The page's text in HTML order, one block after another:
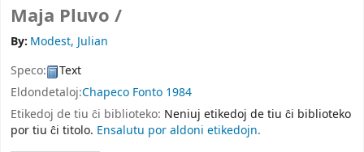
Maja Pluvo /
By: Modest, Julian
Speco:
Text
Eldondetaloj:Chapeco Fonto 1984
Etikedoj de tiu ĉi biblioteko: Neniuj etikedoj de tiu ĉi biblioteko
por tiu ĉi titolo. Ensalutu por aldoni etikedojn.